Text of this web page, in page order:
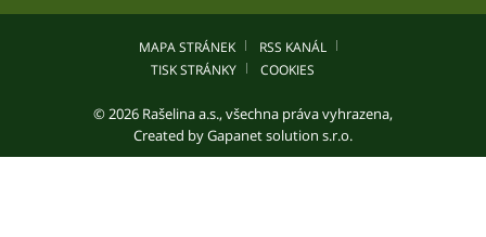
MAPA STRÁNEK
RSS KANÁL
TISK STRÁNKY
COOKIES
© 2026 Rašelina a.s., všechna práva vyhrazena,
Created byGapanet solution s.r.o.